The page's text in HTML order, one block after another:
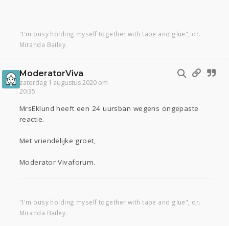
"I'm busy holding myself together with tape and glue", dr.
Miranda Bailey.
ModeratorViva
zaterdag 1 augustus 2020 om
20:35
MrsEklund heeft een 24 uursban wegens ongepaste
reactie.
Met vriendelijke groet,
Moderator Vivaforum.
"I'm busy holding myself together with tape and glue", dr.
Miranda Bailey.